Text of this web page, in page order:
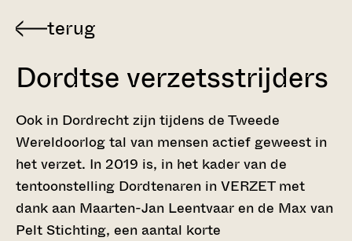
Dordtse verzetsstrijders
Ook in Dordrecht zijn tijdens de Tweede
Wereldoorlog tal van mensen actief geweest in
het verzet. In 2019 is, in het kader van de
tentoonstelling Dordtenaren in VERZET met
dank aan Maarten-Jan Leentvaar en de Max van
Pelt Stichting, een aantal korte